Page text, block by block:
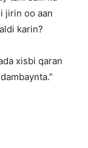
jirin oo aan
karin?
xisbi qaran